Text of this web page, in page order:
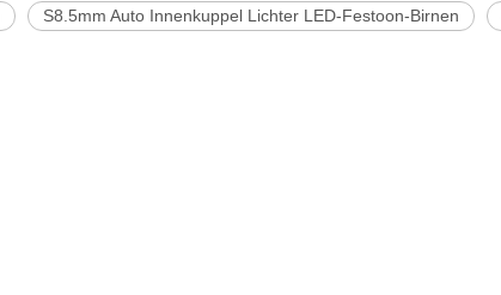
S8.5mm Auto Innenkuppel Lichter LED-Festoon-Birnen